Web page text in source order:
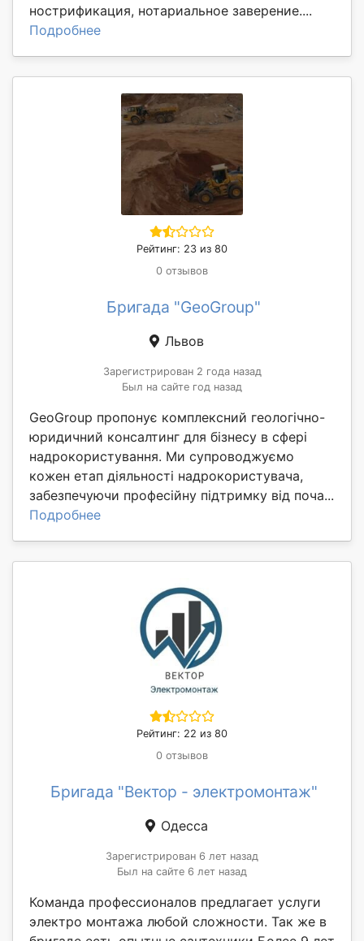
нострификация, нотариальное заверение....
Подробнее
Рейтинг: 23 из 80
0 отзывов
Бригада "GeoGroup"
Львов
Зарегистрирован 2 года назад
Был на сайте год назад
GeoGroup пропонує комплексний геологічно-
юридичний консалтинг для бізнесу в сфері
надрокористування. Ми супроводжуємо
кожен етап діяльності надрокористувача,
забезпечуючи професійну підтримку від поча...
Подробнее
Рейтинг: 22 из 80
0 отзывов
Бригада "Вектор - электромонтаж"
Одесса
Зарегистрирован 6 лет назад
Был на сайте 6 лет назад
Команда профессионалов предлагает услуги
электро монтажа любой сложности. Так же в